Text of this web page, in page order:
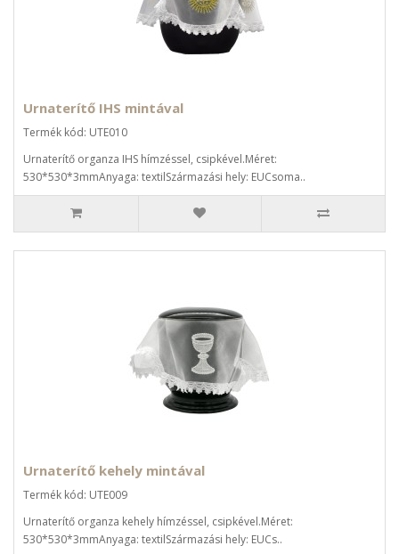
Urnaterítő IHS mintával
Termék kód: UTE010
Urnaterítő organza IHS hímzéssel, csipkével.Méret:
530*530*3mmAnyaga: textilSzármazási hely: EUCsoma..
Urnaterítő kehely mintával
Termék kód: UTE009
Urnaterítő organza kehely hímzéssel, csipkével.Méret:
530*530*3mmAnyaga: textilSzármazási hely: EUCs..